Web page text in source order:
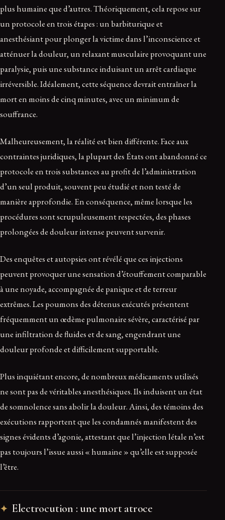
plus humaine que d’autres. Théoriquement, cela repose sur
un protocole en trois étapes : un barbiturique et
anesthésiant pour plonger la victime dans l’inconscience et
atténuer la douleur, un relaxant musculaire provoquant une
paralysie, puis une substance induisant un arrêt cardiaque
irréversible. Idéalement, cette séquence devrait entraîner la
mort en moins de cinq minutes, avec un minimum de
souffrance.
Malheureusement, la réalité est bien différente. Face aux
contraintes juridiques, la plupart des États ont abandonné ce
protocole en trois substances au profit de l’administration
d’un seul produit, souvent peu étudié et non testé de
manière approfondie. En conséquence, même lorsque les
procédures sont scrupuleusement respectées, des phases
prolongées de douleur intense peuvent survenir.
Des enquêtes et autopsies ont révélé que ces injections
peuvent provoquer une sensation d’étouffement comparable
à une noyade, accompagnée de panique et de terreur
extrêmes. Les poumons des détenus exécutés présentent
fréquemment un œdème pulmonaire sévère, caractérisé par
une infiltration de fluides et de sang, engendrant une
douleur profonde et difficilement supportable.
Plus inquiétant encore, de nombreux médicaments utilisés
ne sont pas de véritables anesthésiques. Ils induisent un état
de somnolence sans abolir la douleur. Ainsi, des témoins des
exécutions rapportent que les condamnés manifestent des
signes évidents d’agonie, attestant que l’injection létale n’est
pas toujours l’issue aussi « humaine » qu’elle est supposée
l’être.
Electrocution : une mort atroce